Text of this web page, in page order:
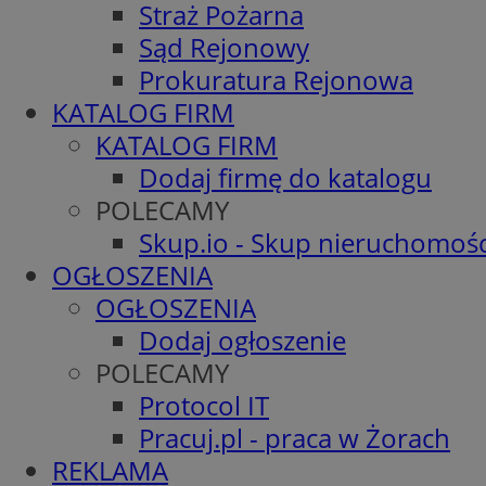
Straż Pożarna
Sąd Rejonowy
Prokuratura Rejonowa
KATALOG FIRM
KATALOG FIRM
Dodaj firmę do katalogu
POLECAMY
Skup.io - Skup
OGŁOSZENIA
OGŁOSZENIA
Dodaj ogłoszenie
POLECAMY
Protocol IT
Pracuj.pl - praca w Żorach
REKLAMA